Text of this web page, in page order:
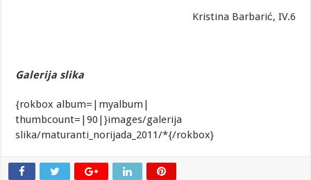
Kristina Barbarić, IV.6
Galerija slika
{rokbox album=|myalbum|
thumbcount=|90|}images/galerija
slika/maturanti_norijada_2011/*{/rokbox}